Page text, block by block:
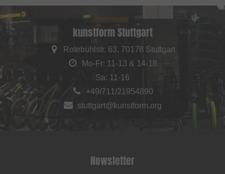
kunstform Stuttgart
Rotebühlstr. 63, 70178 Stuttgart
Mo-Fr: 11-13 & 14-18
Sa: 11-16
+49/711/21954890
stuttgart@kunstform.org
Newsletter